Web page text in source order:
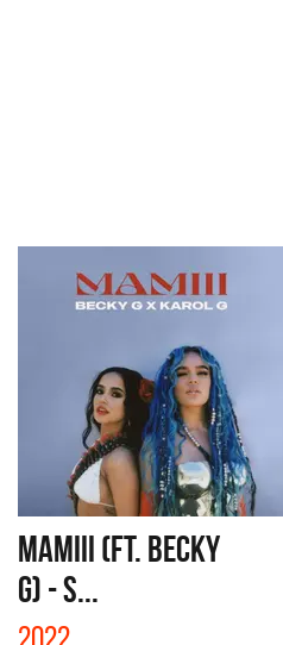
MAMIII (FT. BECKY
G) - S...